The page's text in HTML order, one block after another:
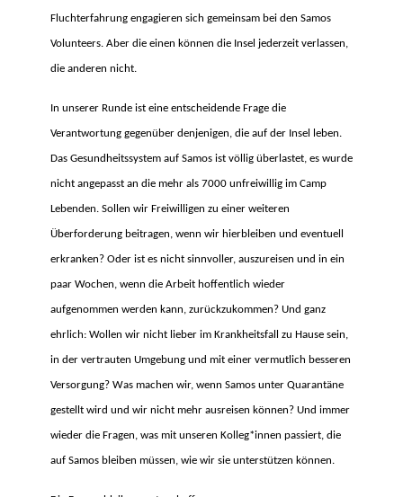
Fluchterfahrung engagieren sich gemeinsam bei den Samos
Volunteers. Aber die einen können die Insel jederzeit verlassen,
die anderen nicht.
In unserer Runde ist eine entscheidende Frage die
Verantwortung gegenüber denjenigen, die auf der Insel leben.
Das Gesundheitssystem auf Samos ist völlig überlastet, es wurde
nicht angepasst an die mehr als 7000 unfreiwillig im Camp
Lebenden. Sollen wir Freiwilligen zu einer weiteren
Überforderung beitragen, wenn wir hierbleiben und eventuell
erkranken? Oder ist es nicht sinnvoller, auszureisen und in ein
paar Wochen, wenn die Arbeit hoffentlich wieder
aufgenommen werden kann, zurückzukommen? Und ganz
ehrlich: Wollen wir nicht lieber im Krankheitsfall zu Hause sein,
in der vertrauten Umgebung und mit einer vermutlich besseren
Versorgung? Was machen wir, wenn Samos unter Quarantäne
gestellt wird und wir nicht mehr ausreisen können? Und immer
wieder die Fragen, was mit unseren Kolleg*innen passiert, die
auf Samos bleiben müssen, wie wir sie unterstützen können.